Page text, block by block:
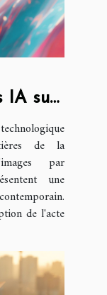
IA sur
de la
par
une
de l'acte